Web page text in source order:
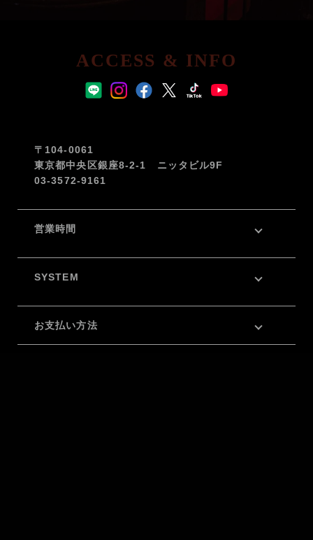
ACCESS & INFO
〒104-0061
東京都中央区銀座8-2-1 ニッタビル9F
03-3572-9161
営業時間
SYSTEM
お支払い方法